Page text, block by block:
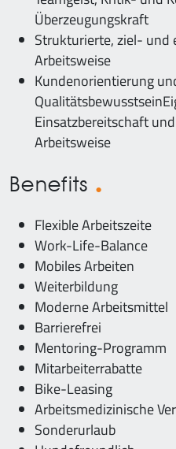
Überzeugungskraft
Strukturierte, ziel- und
Arbeitsweise
Kundenorientierung
Einsatzbereitschaft
Arbeitsweise
Benefits
Flexible Arbeitszeite
Work-Life-Balance
Mobiles Arbeiten
Weiterbildung
Moderne Arbeitsmittel
Barrierefrei
Mentoring-Programm
Mitarbeiterrabatte
Bike-Leasing
Arbeitsmedizinische
Sonderurlaub